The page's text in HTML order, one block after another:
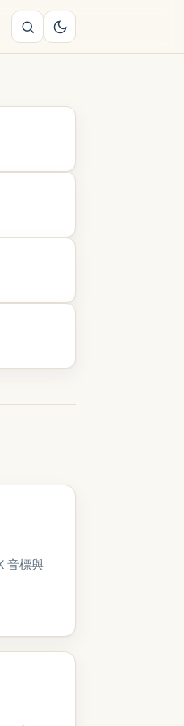
音標與